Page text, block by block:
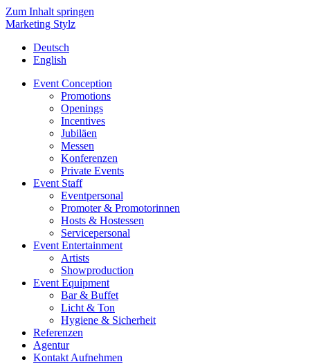
Zum Inhalt springen
Marketing Stylz
Deutsch
English
Event Conception
Promotions
Openings
Incentives
Jubiläen
Messen
Konferenzen
Private Events
Event Staff
Eventpersonal
Promoter & Promotorinnen
Hosts & Hostessen
Servicepersonal
Event Entertainment
Artists
Showproduction
Event Equipment
Bar & Buffet
Licht & Ton
Hygiene & Sicherheit
Referenzen
Agentur
Kontakt Aufnehmen